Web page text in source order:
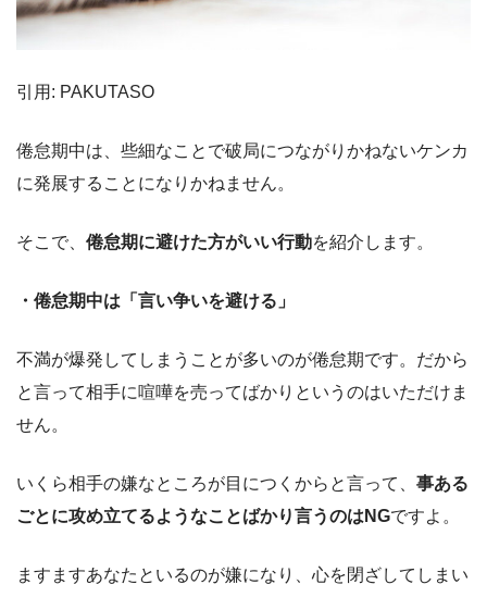
引用: PAKUTASO
倦怠期中は、些細なことで破局につながりかねないケンカ
に発展することになりかねません。
そこで、 倦怠期に避けた方がいい行動を紹介します。
・倦怠期中は「言い争いを避ける」
不満が爆発してしまうことが多いのが倦怠期です。だから
と言って相手に喧嘩を売ってばかりというのはいただけま
せん。
いくら相手の嫌なところが目につくからと言って、 事ある
ごとに攻め立てるようなことばかり言うのはNGですよ。
ますますあなたといるのが嫌になり、心を閉ざしてしまい